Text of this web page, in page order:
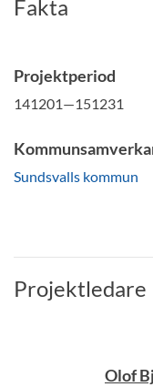
Fakta
Projektperiod
141201—151231
Sundsvalls kommun
Projektledare
Olof